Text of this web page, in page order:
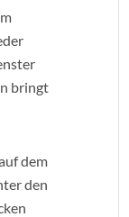
bringt
dem
den